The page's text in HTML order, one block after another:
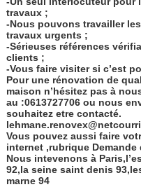
travaux ;
-Nous pouvons travailler
travaux urgents ;
-Sérieuses références
clients ;
-Vous faire visiter si c’est
Pour une rénovation de
maison n’hésitez pas à
au :0613727706 ou nous
souhaitez etre contacté.
Vous pouvez aussi faire
internet ,rubrique Demande
Nous intevenons à
92,la seine saint denis
marne 94